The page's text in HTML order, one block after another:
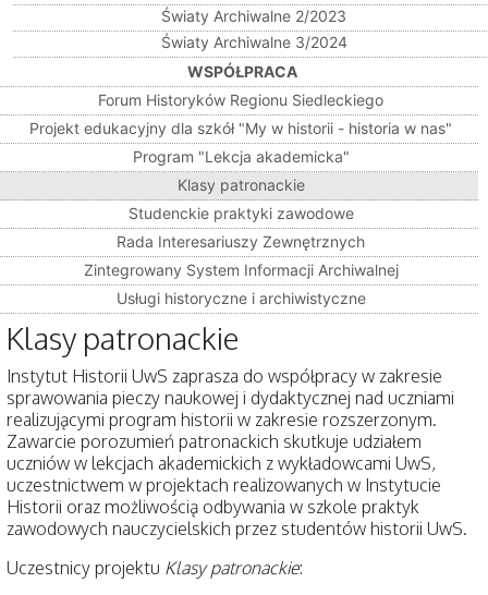
Światy Archiwalne 2/2023
Światy Archiwalne 3/2024
WSPÓŁPRACA
Forum Historyków Regionu Siedleckiego
Projekt edukacyjny dla szkół "My w historii - historia w nas"
Program "Lekcja akademicka"
Klasy patronackie
Studenckie praktyki zawodowe
Rada Interesariuszy Zewnętrznych
Zintegrowany System Informacji Archiwalnej
Usługi historyczne i archiwistyczne
Klasy patronackie
Instytut Historii UwS zaprasza do współpracy w zakresie
sprawowania pieczy naukowej i dydaktycznej nad uczniami
realizującymi program historii w zakresie rozszerzonym.
Zawarcie porozumień patronackich skutkuje udziałem
uczniów w lekcjach akademickich z wykładowcami UwS,
uczestnictwem w projektach realizowanych w Instytucie
Historii oraz możliwością odbywania w szkole praktyk
zawodowych nauczycielskich przez studentów historii UwS.
Uczestnicy projektu Klasy patronackie: